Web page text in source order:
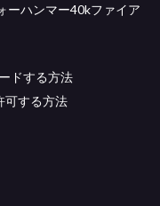
ーハンマー40kファイア
ドする方法
可する方法